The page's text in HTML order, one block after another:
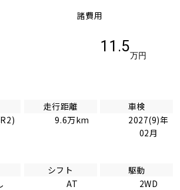
諸費用
11.5
万円
走行距離
9.6万km
車検
2027(9)年
02月
シフト
AT
駆動
2WD